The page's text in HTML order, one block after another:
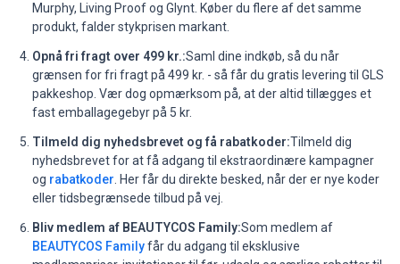
Murphy, Living Proof og Glynt. Køber du flere af det samme
produkt, falder stykprisen markant.
Opnå fri fragt over 499 kr.:Saml dine indkøb, så du når
grænsen for fri fragt på 499 kr. - så får du gratis levering til GLS
pakkeshop. Vær dog opmærksom på, at der altid tillægges et
fast emballagegebyr på 5 kr.
Tilmeld dig nyhedsbrevet og få rabatkoder:Tilmeld dig
nyhedsbrevet for at få adgang til ekstraordinære kampagner
og rabatkoder . Her får du direkte besked, når der er nye koder
eller tidsbegrænsede tilbud på vej.
Bliv medlem af BEAUTYCOS Family:Som medlem af
BEAUTYCOS Familyfår du adgang til eksklusive